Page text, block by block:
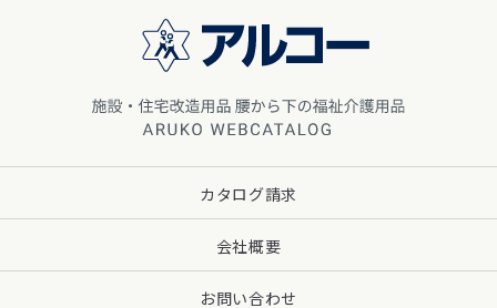
カタログ請求
会社概要
お問い合わせ